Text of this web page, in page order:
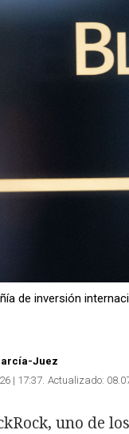
de inversión
Juez
| 17:37 Actualizado:
uno de